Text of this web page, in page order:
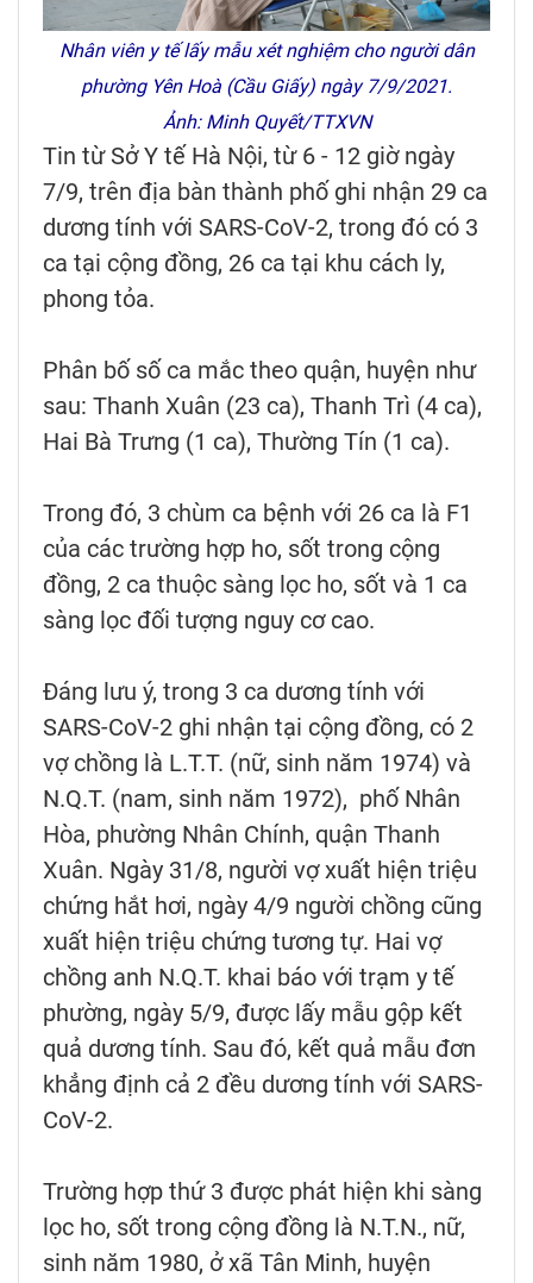
Nhân viên y tế lấy mẫu xét nghiệm cho người dân
phường Yên Hoà (Cầu Giấy) ngày 7/9/2021.
Ảnh: Minh Quyết/TTXVN
Tin từ Sở Y tế Hà Nội, từ 6 - 12 giờ ngày
7/9, trên địa bàn thành phố ghi nhận 29 ca
dương tính với SARS-CoV-2, trong đó có 3
ca tại cộng đồng, 26 ca tại khu cách ly,
phong tỏa.
Phân bố số ca mắc theo quận, huyện như
sau: Thanh Xuân (23 ca), Thanh Trì (4 ca),
Hai Bà Trưng (1 ca), Thường Tín (1 ca).
Trong đó, 3 chùm ca bệnh với 26 ca là F1
của các trường hợp ho, sốt trong cộng
đồng, 2 ca thuộc sàng lọc ho, sốt và 1 ca
sàng lọc đối tượng nguy cơ cao.
Đáng lưu ý, trong 3 ca dương tính với
SARS-CoV-2 ghi nhận tại cộng đồng, có 2
vợ chồng là L.T.T. (nữ, sinh năm 1974) và
N.Q.T. (nam, sinh năm 1972), phố Nhân
Hòa, phường Nhân Chính, quận Thanh
Xuân. Ngày 31/8, người vợ xuất hiện triệu
chứng hắt hơi, ngày 4/9 người chồng cũng
xuất hiện triệu chứng tương tự. Hai vợ
chồng anh N.Q.T. khai báo với trạm y tế
phường, ngày 5/9, được lấy mẫu gộp kết
quả dương tính. Sau đó, kết quả mẫu đơn
khẳng định cả 2 đều dương tính với SARS-
CoV-2.
Trường hợp thứ 3 được phát hiện khi sàng
lọc ho, sốt trong cộng đồng là N.T.N., nữ,
sinh năm 1980, ở xã Tân Minh, huyện